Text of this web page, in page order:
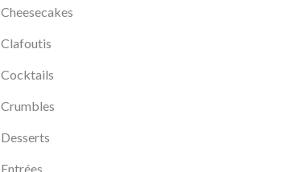
Cheesecakes
Clafoutis
Cocktails
Crumbles
Desserts
Entrées